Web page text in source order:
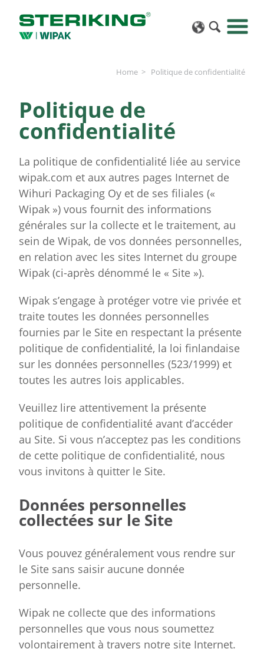
Home Politique de confidentialité
Politique de
confidentialité
La politique de confidentialité liée au service
wipak.com et aux autres pages Internet de
Wihuri Packaging Oy et de ses filiales («
Wipak ») vous fournit des informations
générales sur la collecte et le traitement, au
sein de Wipak, de vos données personnelles,
en relation avec les sites Internet du groupe
Wipak (ci-après dénommé le « Site »).
Wipak s’engage à protéger votre vie privée et
traite toutes les données personnelles
fournies par le Site en respectant la présente
politique de confidentialité, la loi finlandaise
sur les données personnelles (523/1999) et
toutes les autres lois applicables.
Veuillez lire attentivement la présente
politique de confidentialité avant d’accéder
au Site. Si vous n’acceptez pas les conditions
de cette politique de confidentialité, nous
vous invitons à quitter le Site.
Données personnelles
collectées sur le Site
Vous pouvez généralement vous rendre sur
le Site sans saisir aucune donnée
personnelle.
Wipak ne collecte que des informations
personnelles que vous nous soumettez
volontairement à travers notre site Internet.